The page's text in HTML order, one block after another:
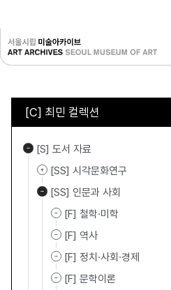
[C] 최민 컬렉션
[S] 도서 자료
[SS] 시각문화연구
[SS] 인문과 사회
[F] 철학·미학
[F] 역사
[F] 정치·사회·경제
[F] 문학이론